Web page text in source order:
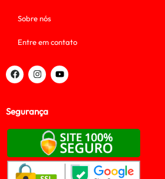
Sobre nós
Entre em contato
Segurança